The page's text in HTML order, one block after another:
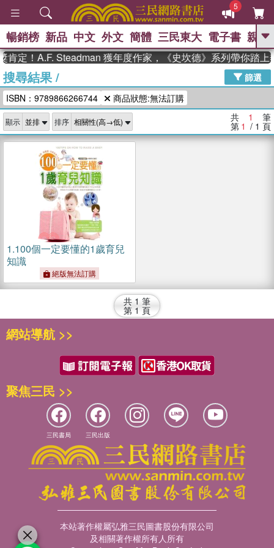
5
GO
The Odyssey 、
父親節 、 如果歷史是一群喵 、 暑期
推薦 、 國際布克獎 臺灣漫遊錄
念華 、 台灣的李登輝時代 、 數學女
孩：黎曼猜想
偉大的迷走神經
暢銷榜 新品 中文 外文 簡體 三民東大 電子書 親子
定！A.F. Steadman 獲年度作家，《史坎德》系列帶你踏上
搜尋結果/
篩選
ISBN：9789866266744
商品狀態:無法訂購
顯示 排序 共 1 筆
第 1 / 1 頁
1.100個一定要懂的1歲育兒
知識
絕版無法訂購
共 1 筆
第 1 頁
網站導航 >>
聚焦三民 >>
三民書局 三民出版
本站著作權屬弘雅三民圖書股份有限公司
及相關著作權所有人所有